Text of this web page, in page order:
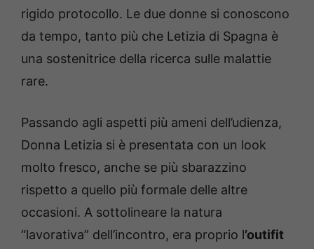
rigido protocollo. Le due donne si conoscono
da tempo, tanto più che Letizia di Spagna è
una sostenitrice della ricerca sulle malattie
rare.
Passando agli aspetti più ameni dell’udienza,
Donna Letizia si è presentata con un look
molto fresco, anche se più sbarazzino
rispetto a quello più formale delle altre
occasioni. A sottolineare la natura
“lavorativa” dell’incontro, era proprio l’outifit